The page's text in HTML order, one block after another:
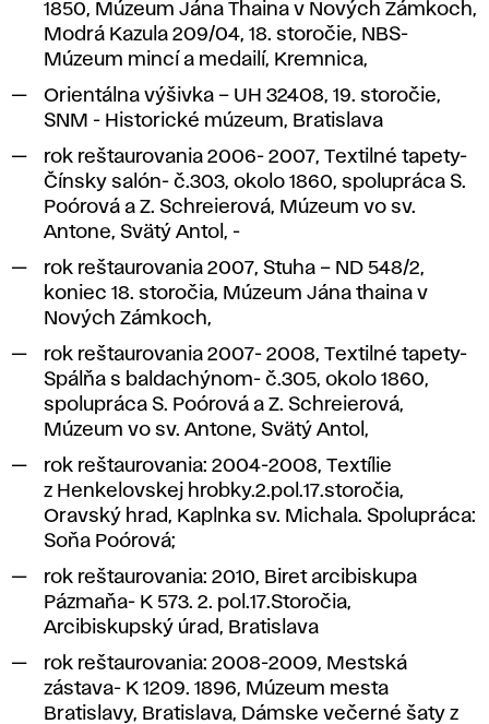
1850, Múzeum Jána Thaina v Nových Zámkoch,
Modrá Kazula 209/04, 18. storočie, NBS-
Múzeum mincí a medailí, Kremnica,
Orientálna výšivka – UH 32408, 19. storočie,
SNM - Historické múzeum, Bratislava
rok reštaurovania 2006- 2007, Textilné tapety-
Čínsky salón- č.303, okolo 1860, spolupráca S.
Poórová a Z. Schreierová, Múzeum vo sv.
Antone, Svätý Antol, -
rok reštaurovania 2007, Stuha – ND 548/2,
koniec 18. storočia, Múzeum Jána thaina v
Nových Zámkoch,
rok reštaurovania 2007- 2008, Textilné tapety-
Spálňa s baldachýnom- č.305, okolo 1860,
spolupráca S. Poórová a Z. Schreierová,
Múzeum vo sv. Antone, Svätý Antol,
rok reštaurovania: 2004-2008, Textílie
z Henkelovskej hrobky.2.pol.17.storočia,
Oravský hrad, Kaplnka sv. Michala. Spolupráca:
Soňa Poórová;
rok reštaurovania: 2010, Biret arcibiskupa
Pázmaňa- K 573. 2. pol.17.Storočia,
Arcibiskupský úrad, Bratislava
rok reštaurovania: 2008-2009, Mestská
zástava- K 1209. 1896, Múzeum mesta
Bratislavy, Bratislava, Dámske večerné šaty z